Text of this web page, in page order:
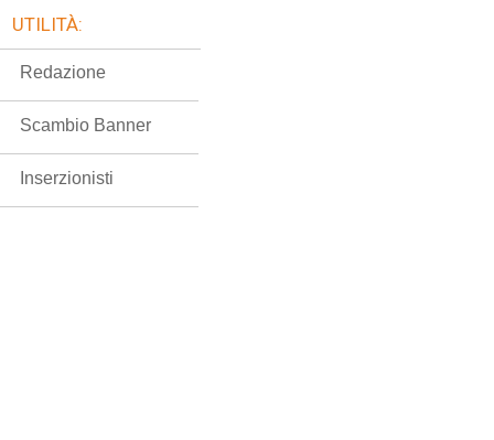
UTILITÀ:
Redazione
Scambio Banner
Inserzionisti